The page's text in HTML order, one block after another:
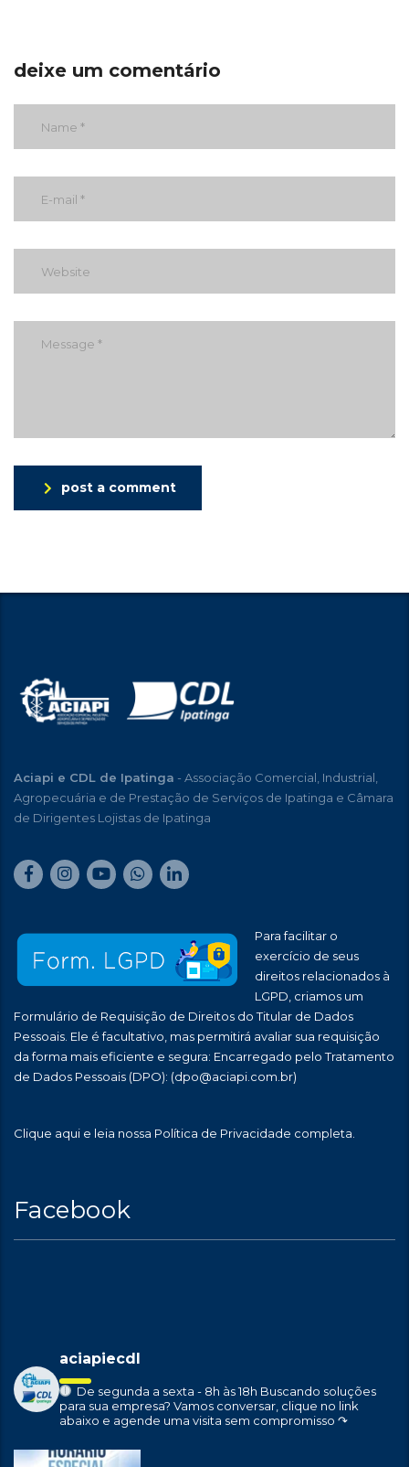
deixe um comentário
post a comment
Aciapi e CDL de Ipatinga - Associação Comercial, Industrial,
Agropecuária e de Prestação de Serviços de Ipatinga e Câmara
de Dirigentes Lojistas de Ipatinga
Para facilitar o
exercício de seus
direitos relacionados à
LGPD, criamos um
Formulário de Requisição de Direitos do Titular de Dados
Pessoais. Ele é facultativo, mas permitirá avaliar sua requisição
da forma mais eficiente e segura: Encarregado pelo Tratamento
de Dados Pessoais (DPO): (dpo@aciapi.com.br)
Clique aqui e leia nossa Política de Privacidade completa.
Facebook
aciapiecdl
De segunda a sexta - 8h às 18h Buscando soluções
para sua empresa? Vamos conversar, clique no link
abaixo e agende uma visita sem compromisso ↷